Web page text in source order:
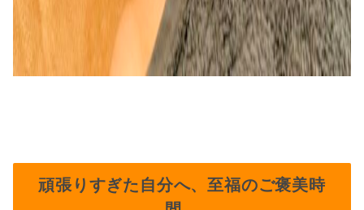
頑張りすぎた自分へ、至福のご褒美時